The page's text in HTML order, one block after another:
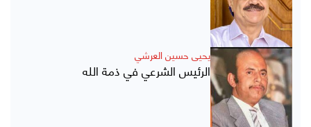
يحيى حسين العرشي
الرئيس الشرعي في ذمة الله